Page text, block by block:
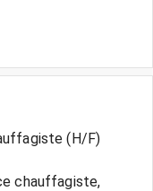
(H/F)
chauffagiste,